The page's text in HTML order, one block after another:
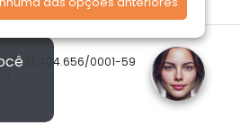
12.404.656/0001-59